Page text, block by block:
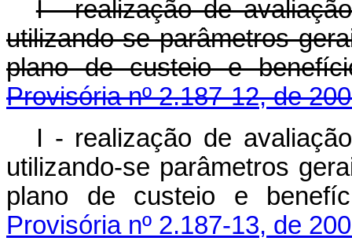
I - realização de
utilizando-se parâmetros
plano de custeio e
Provisória nº 2.187-12, de
I - realização de
utilizando-se parâmetros
plano de custeio e
Provisória nº 2.187-13, de